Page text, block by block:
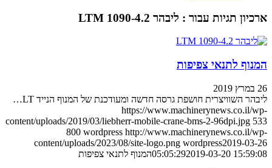
ארכיון תגיות עבור : ליבהר LTM 1090-4.2
המנוף לתנאי צפיפות
26 במרץ 2019
ליבהר השוויצרית חושפת גרסה חדשה ומעודכנת של המנוף הנייד LT…
https://www.machinerynews.co.il/wp-
content/uploads/2019/03/liebherr-mobile-crane-bms-2-96dpi.jpg 533
800 wordpress http://www.machinerynews.co.il/wp-
content/uploads/2023/08/site-logo.png wordpress2019-03-26
05:05:292019-03-20 15:59:08
המנוף לתנאי צפיפות